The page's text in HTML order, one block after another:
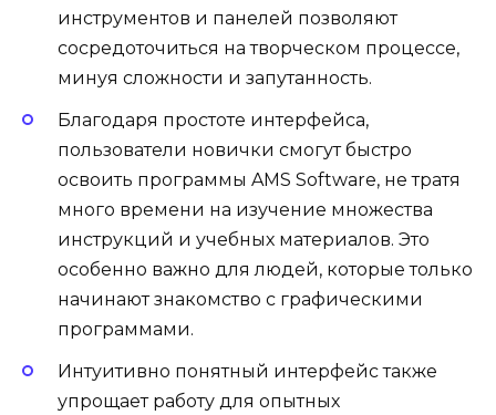
инструментов и панелей позволяют
сосредоточиться на творческом процессе,
минуя сложности и запутанность.
Благодаря простоте интерфейса,
пользователи новички смогут быстро
освоить программы AMS Software, не тратя
много времени на изучение множества
инструкций и учебных материалов. Это
особенно важно для людей, которые только
начинают знакомство с графическими
программами.
Интуитивно понятный интерфейс также
упрощает работу для опытных